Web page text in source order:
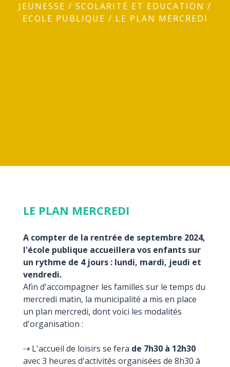
JEUNESSE / SCOLARITÉ ET EDUCATION /
ECOLE PUBLIQUE / LE PLAN MERCREDI
LE PLAN MERCREDI
A compter de la rentrée de septembre 2024,
l'école publique accueillera vos enfants sur
un rythme de 4 jours : lundi, mardi, jeudi et
vendredi.
Afin d'accompagner les familles sur le temps du
mercredi matin, la municipalité a mis en place
un plan mercredi, dont voici les modalités
d'organisation :
⇢ L'accueil de loisirs se fera de 7h30 à 12h30
avec 3 heures d'activités organisées de 8h30 à